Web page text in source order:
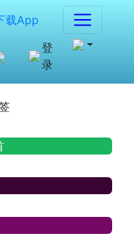
载App
登
录